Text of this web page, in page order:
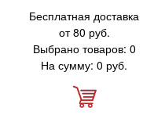
Бесплатная доставка
от 80 руб.
Выбрано товаров: 0
На сумму: 0 руб.